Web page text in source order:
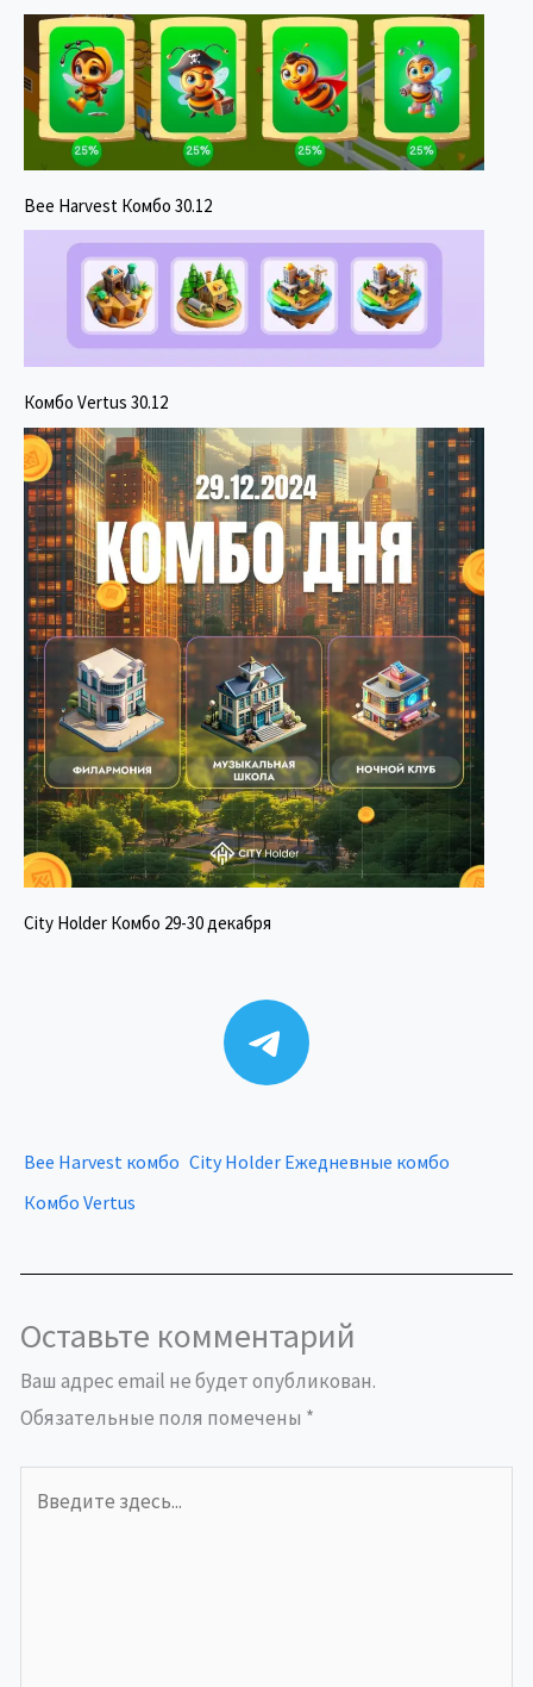
Bee Harvest Комбо 30.12
Комбо Vertus 30.12
City Holder Комбо 29-30 декабря
Telegram
Bee Harvest комбо City Holder Ежедневные комбо
Комбо Vertus
Оставьте комментарий
Ваш адрес email не будет опубликован.
Обязательные поля помечены *
здесь...